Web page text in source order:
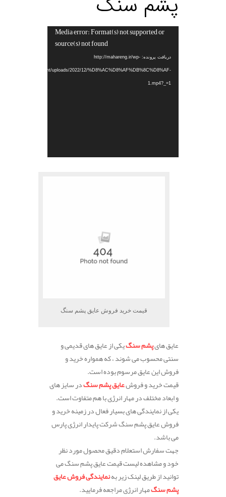
نمایشگرMedia error: Format(s) not supported or
source(s) not found
دریافت پرونده: http://mahareng.ir/wp-
content/uploads/2022/12/%D8%AC%D8%AF%DB%8C%D8%AF-
1.mp4?_=1
قیمت خرید فروش عایق پشم سنگ
عایق هایپشم سنگیکی از عایق های قدیمی و
سنتی محسوب می شوند ، که همواره خرید و
فروش این عایق مرسوم بوده است.
قیمت خرید و فروشعایق پشم سنگدر سایز های
و ابعاد مختلف در مهار انرژی با هم متفاوت است.
یکی از نمایندگی های بسیار فعال در زمینه خرید و
فروش عایق پشم سنگ شرکت پایدار انرژی پارس
می باشد.
جهت سفارش استعلام دقیق محصول مورد نظر
خود و مشاهده لیست قیمت عایق پشم سنگ می
توانید از طریق لینک زیر بهنمایندگی فروش عایق
پشم سنگمهار انرژی مراجعه فرمایید.